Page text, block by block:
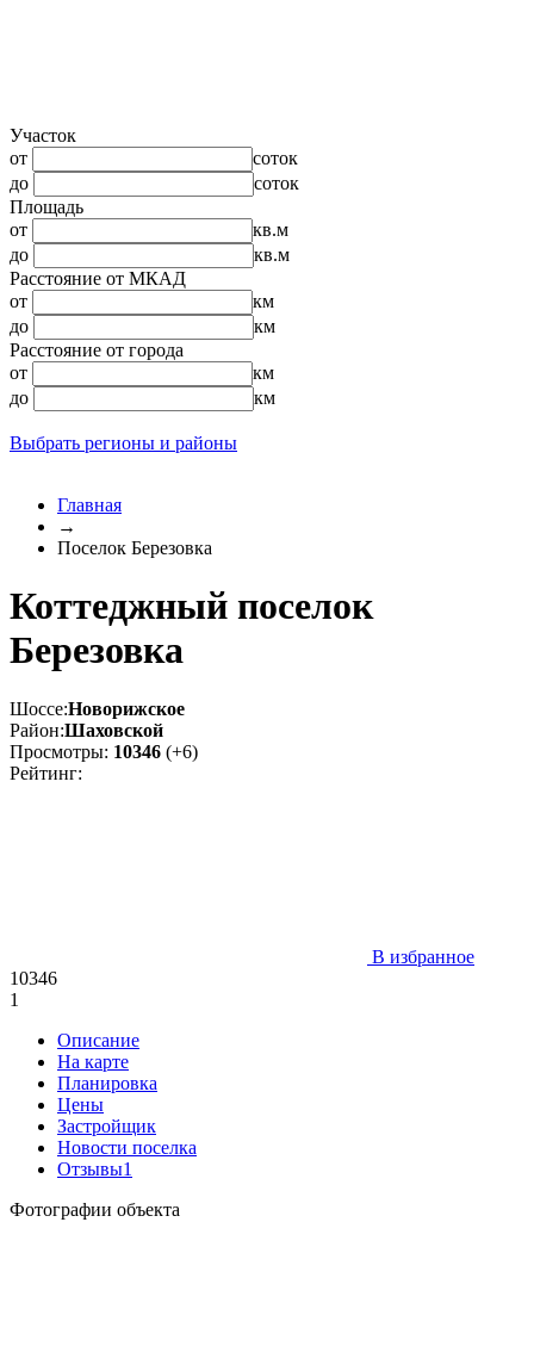
Участок
от
соток
до
соток
Площадь
от
кв.м
до
кв.м
Расстояние от МКАД
от
км
до
км
Расстояние от города
от
км
до
км
Выбрать регионы и районы
Главная
→
Поселок Березовка
Коттеджный поселок
Березовка
Шоссе:Новорижское
Район:Шаховской
Просмотры: 10346 (+6)
Рейтинг:
В избранное
10346
1
Описание
На карте
Планировка
Цены
Застройщик
Новости поселка
Отзывы1
Фотографии объекта